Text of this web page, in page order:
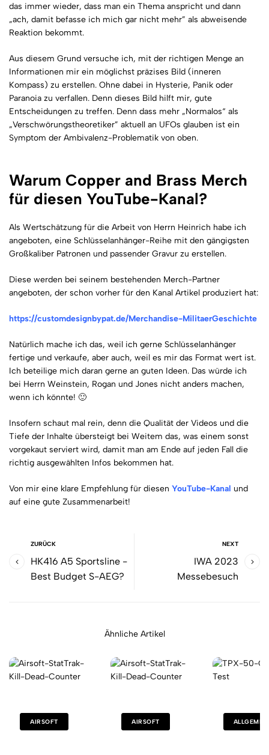
das immer wieder, dass man ein Thema anspricht und dann
„ach, damit befasse ich mich gar nicht mehr” als abweisende
Reaktion bekommt.
Aus diesem Grund versuche ich, mit der richtigen Menge an
Informationen mir ein möglichst präzises Bild (inneren
Kompass) zu erstellen. Ohne dabei in Hysterie, Panik oder
Paranoia zu verfallen. Denn dieses Bild hilft mir, gute
Entscheidungen zu treffen. Denn dass mehr „Normalos“ als
„Verschwörungstheoretiker” aktuell an UFOs glauben ist ein
Symptom der Ambivalenz-Problematik von oben.
Warum Copper and Brass Merch
für diesen YouTube-Kanal?
Als Wertschätzung für die Arbeit von Herrn Heinrich habe ich
angeboten, eine Schlüsselanhänger-Reihe mit den gängigsten
Großkaliber Patronen und passender Gravur zu erstellen.
Diese werden bei seinem bestehenden Merch-Partner
angeboten, der schon vorher für den Kanal Artikel produziert hat:
https://customdesignbypat.de/Merchandise-MilitaerGeschichte
Natürlich mache ich das, weil ich gerne Schlüsselanhänger
fertige und verkaufe, aber auch, weil es mir das Format wert ist.
Ich beteilige mich daran gerne an guten Ideen. Das würde ich
bei Herrn Weinstein, Rogan und Jones nicht anders machen,
wenn ich könnte! 🙂
Insofern schaut mal rein, denn die Qualität der Videos und die
Tiefe der Inhalte übersteigt bei Weitem das, was einem sonst
vorgekaut serviert wird, damit man am Ende auf jeden Fall die
richtig ausgewählten Infos bekommen hat.
Von mir eine klare Empfehlung für diesen YouTube-Kanal und
auf eine gute Zusammenarbeit!
ZURÜCK
HK416 A5 Sportsline -
Best Budget S-AEG?
NEXT
IWA 2023
Messebesuch
Ähnliche Artikel
AIRSOFT AIRSOFT